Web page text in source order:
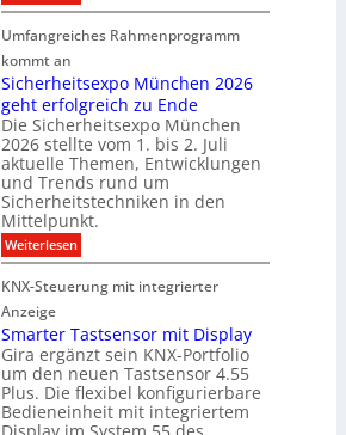
n
M
r
k
e
a
n
e
r
b
e
i
M
D
c
h
n
o
B
r
n
d
f
r
ü
h
e
s
t
e
k
e
n
n
u
D
o
m
a
k
a
b
a
e
r
ö
f
n
e
t
n
e
Umfangreiches Rahmenprogramm
kommt an
Sicherheitsexpo München 2026
geht erfolgreich zu Ende
Die Sicherheitsexpo München
2026 stellte vom 1. bis 2. Juli
aktuelle Themen, Entwicklungen
und Trends rund um
Sicherheitstechniken in den
Mittelpunkt.
Weiterlesen:
S
c
e
r
h
e
i
t
s
KNX-Steuerung mit integrierter
Anzeige
Smarter Tastsensor mit Display
Gira ergänzt sein KNX-Portfolio
um den neuen Tastsensor 4.55
Plus. Die flexibel konfigurierbare
Bedieneinheit mit integriertem